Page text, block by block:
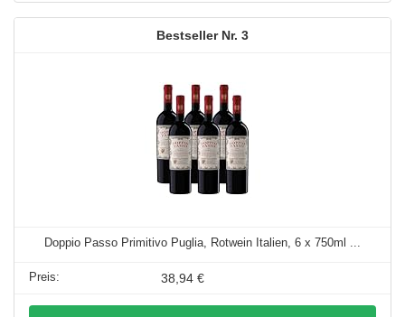
3
Doppio Passo Primitivo Puglia, Rotwein Italien, 6 x 750ml ...
38,94 €